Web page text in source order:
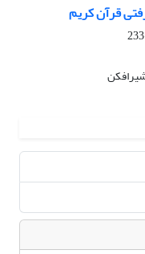
قرآن کریم